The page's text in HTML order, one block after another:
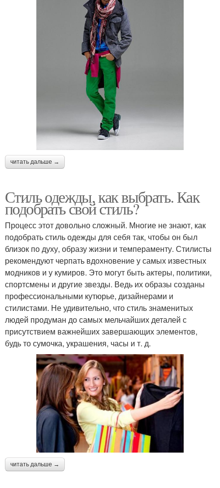
читать дальше →
Стиль одежды, как выбрать. Как
подобрать свой стиль?
Процесс этот довольно сложный. Многие не знают, как
подобрать стиль одежды для себя так, чтобы он был
близок по духу, образу жизни и темпераменту. Стилисты
рекомендуют черпать вдохновение у самых известных
модников и у кумиров. Это могут быть актеры, политики,
спортсмены и другие звезды. Ведь их образы созданы
профессиональными кутюрье, дизайнерами и
стилистами. Не удивительно, что стиль знаменитых
людей продуман до самых мельчайших деталей с
присутствием важнейших завершающих элементов,
будь то сумочка, украшения, часы и т. д.
читать дальше →